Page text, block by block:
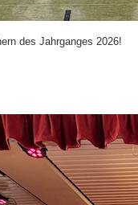
des Jahrganges 2026!